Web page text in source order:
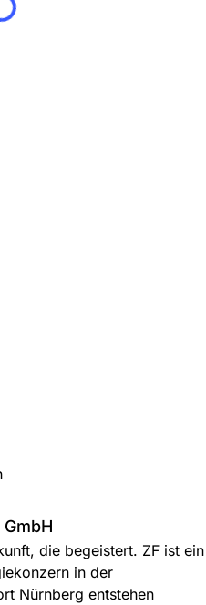
die begeistert. ZF ist ein
in der
Nürnberg entstehen